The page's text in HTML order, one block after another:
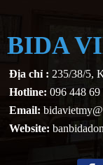
BIDA
Địa chỉ : 235/38/5,
Hotline: 096 448
Email:
Website: